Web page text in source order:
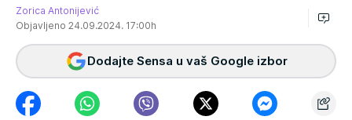
Zorica Antonijević
Objavljeno 24.09.2024. 17:00h
Dodajte Sensa u vaš Google izbor